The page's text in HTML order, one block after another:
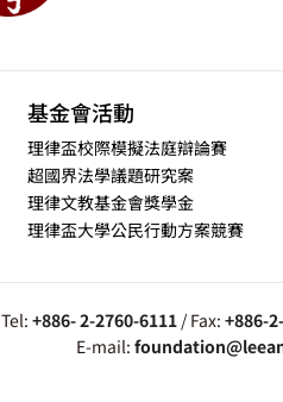
基金會活動
理律盃校際模擬法庭辯論賽
超國界法學議題研究案
理律文教基金會獎學金
理律盃大學公民行動方案競賽
Tel: +886- 2-2760-6111 / Fax: +886-
E-mail: